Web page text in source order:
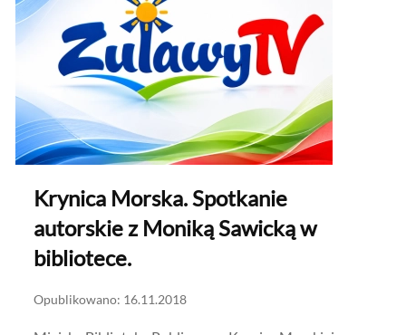
Krynica Morska. Spotkanie
autorskie z Moniką Sawicką w
bibliotece.
Opublikowano: 16.11.2018